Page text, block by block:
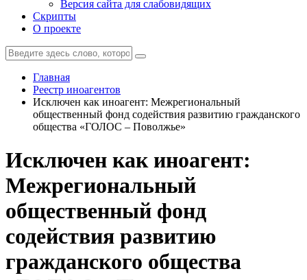
Версия сайта для слабовидящих
Скрипты
О проекте
Главная
Реестр иноагентов
Исключен как иноагент: Межрегиональный
общественный фонд содействия развитию гражданского
общества «ГОЛОС – Поволжье»
Исключен как иноагент:
Межрегиональный
общественный фонд
содействия развитию
гражданского общества